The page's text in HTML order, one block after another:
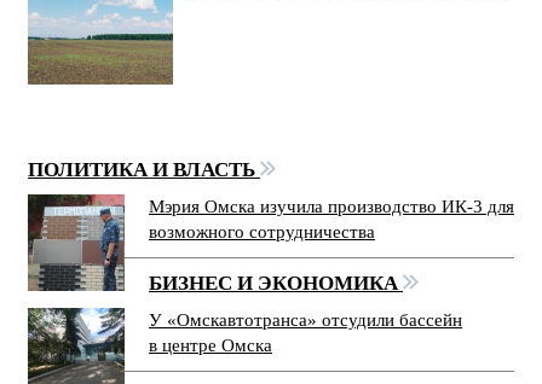
ПОЛИТИКА И ВЛАСТЬ
Мэрия Омска изучила производство ИК-3 для
возможного сотрудничества
БИЗНЕС И ЭКОНОМИКА
У «Омскавтотранса» отсудили бассейн
в центре Омска